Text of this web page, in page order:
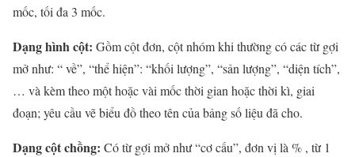
mốc, tối đa 3 mốc.
Dạng hình cột: Gồm cột đơn, cột nhóm khi thường có các từ gợi
mở như: “ về”, “thể hiện”: “khối lượng”, “sản lượng”, “diện tích”,
… và kèm theo một hoặc vài mốc thời gian hoặc thời kì, giai
đoạn; yêu cầu vẽ biểu đồ theo tên của bảng số liệu đã cho.
Dạng cột chồng: Có từ gợi mở như “cơ cấu”, đơn vị là % , từ 1